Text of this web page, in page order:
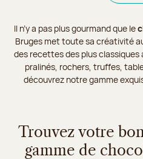
Il n’y a pas plus gourmand que le
Bruges met toute sa créativité
des recettes des plus classiques
pralinés, rochers, truffes,
découvrez notre gamme
Trouvez votre
gamme de